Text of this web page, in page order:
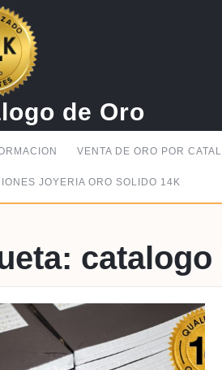
de Oro
VENTA DE ORO POR
JOYERIA ORO SOLIDO 14K
catalogo